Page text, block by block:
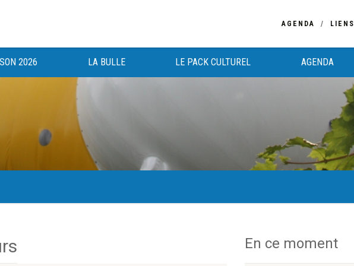
AGENDA LIENS
2026 LA BULLE LE PACK CULTUREL AGENDA
au bénéfice des haut-saônois depuis 1983. En ce moment